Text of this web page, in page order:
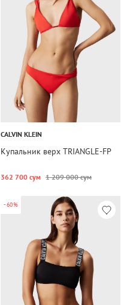
CALVIN KLEIN
Купальник верх TRIANGLE-FP
362 700 сум 1 209 000 сум
-60%